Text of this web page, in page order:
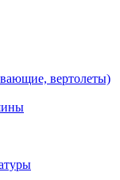
вертолеты)